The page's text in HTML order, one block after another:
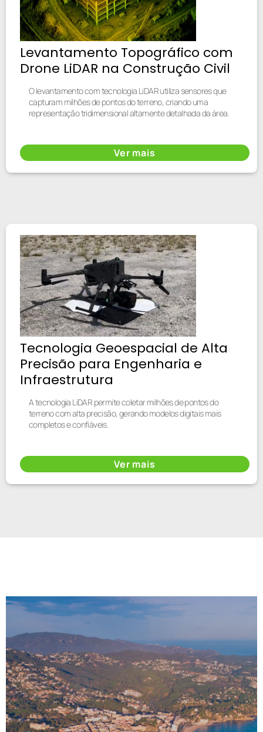
Levantamento Topográfico com
Drone LiDAR na Construção Civil
O levantamento com tecnologia LiDAR utiliza sensores que
capturam milhões de pontos do terreno, criando uma
representação tridimensional altamente detalhada da área.
Ver mais
Tecnologia Geoespacial de Alta
Precisão para Engenharia e
Infraestrutura
A tecnologia LiDAR permite coletar milhões de pontos do
terreno com alta precisão, gerando modelos digitais mais
completos e confiáveis.
Ver mais